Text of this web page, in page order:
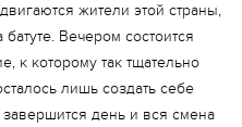
жители этой страны,
Вечером состоится
к которому так тщательно
лишь создать себе
день и вся смена